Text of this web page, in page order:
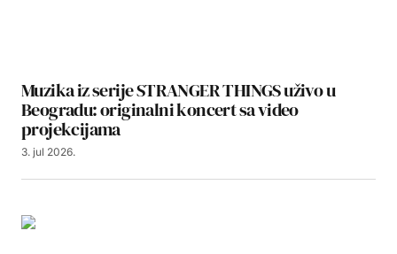
Muzika iz serije STRANGER THINGS uživo u
Beogradu: originalni koncert sa video
projekcijama
3. jul 2026.